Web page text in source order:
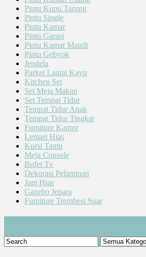
Pintu Kupu Tarung
Pintu Single
Pintu Kamar
Pintu Garasi
Pintu Kamar Mandi
Pintu Gebyok
Jendela
Parket Lantai Kayu
Kitchen Set
Set Meja Makan
Set Tempat Tidur
Tempat Tidur Anak
Tempat Tidur Tingkat
Furniture Kantor
Lemari Hias
Kursi Tamu
Meja Console
Bufet Tv
Dekorasi Pelaminan
Jam Hias
Gazebo Jepara
Furniture Trembesi Suar